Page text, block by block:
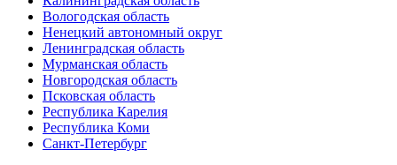
Вологодская область
Ненецкий автономный округ
Ленинградская область
Мурманская область
Новгородская область
Псковская область
Республика Карелия
Республика Коми
Санкт-Петербург